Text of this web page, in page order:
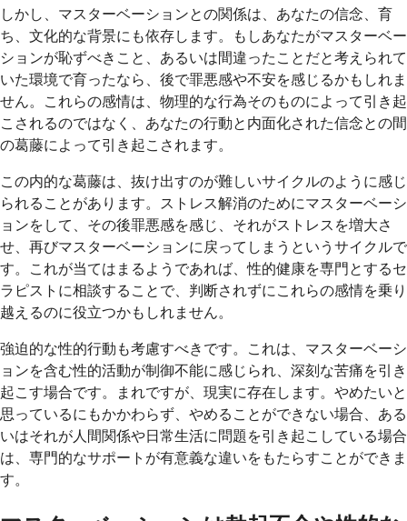
しかし、マスターベーションとの関係は、あなたの信念、育
ち、文化的な背景にも依存します。もしあなたがマスターベー
ションが恥ずべきこと、あるいは間違ったことだと考えられて
いた環境で育ったなら、後で罪悪感や不安を感じるかもしれま
せん。これらの感情は、物理的な行為そのものによって引き起
こされるのではなく、あなたの行動と内面化された信念との間
の葛藤によって引き起こされます。
この内的な葛藤は、抜け出すのが難しいサイクルのように感じ
られることがあります。ストレス解消のためにマスターベーシ
ョンをして、その後罪悪感を感じ、それがストレスを増大さ
せ、再びマスターベーションに戻ってしまうというサイクルで
す。これが当てはまるようであれば、性的健康を専門とするセ
ラピストに相談することで、判断されずにこれらの感情を乗り
越えるのに役立つかもしれません。
強迫的な性的行動も考慮すべきです。これは、マスターベーシ
ョンを含む性的活動が制御不能に感じられ、深刻な苦痛を引き
起こす場合です。まれですが、現実に存在します。やめたいと
思っているにもかかわらず、やめることができない場合、ある
いはそれが人間関係や日常生活に問題を引き起こしている場合
は、専門的なサポートが有意義な違いをもたらすことができま
す。